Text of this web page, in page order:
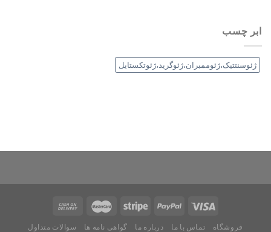
ابر چسب
ژئوسنتتیک،ژئوممبران،ژئوگرید،ژئوتکستایل
فروشگاه تماس با ما درباره ما گواهی نامه ها سوالات متداول